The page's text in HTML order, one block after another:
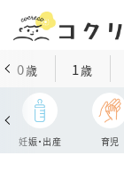
0歳 1歳
妊娠・出産 育児